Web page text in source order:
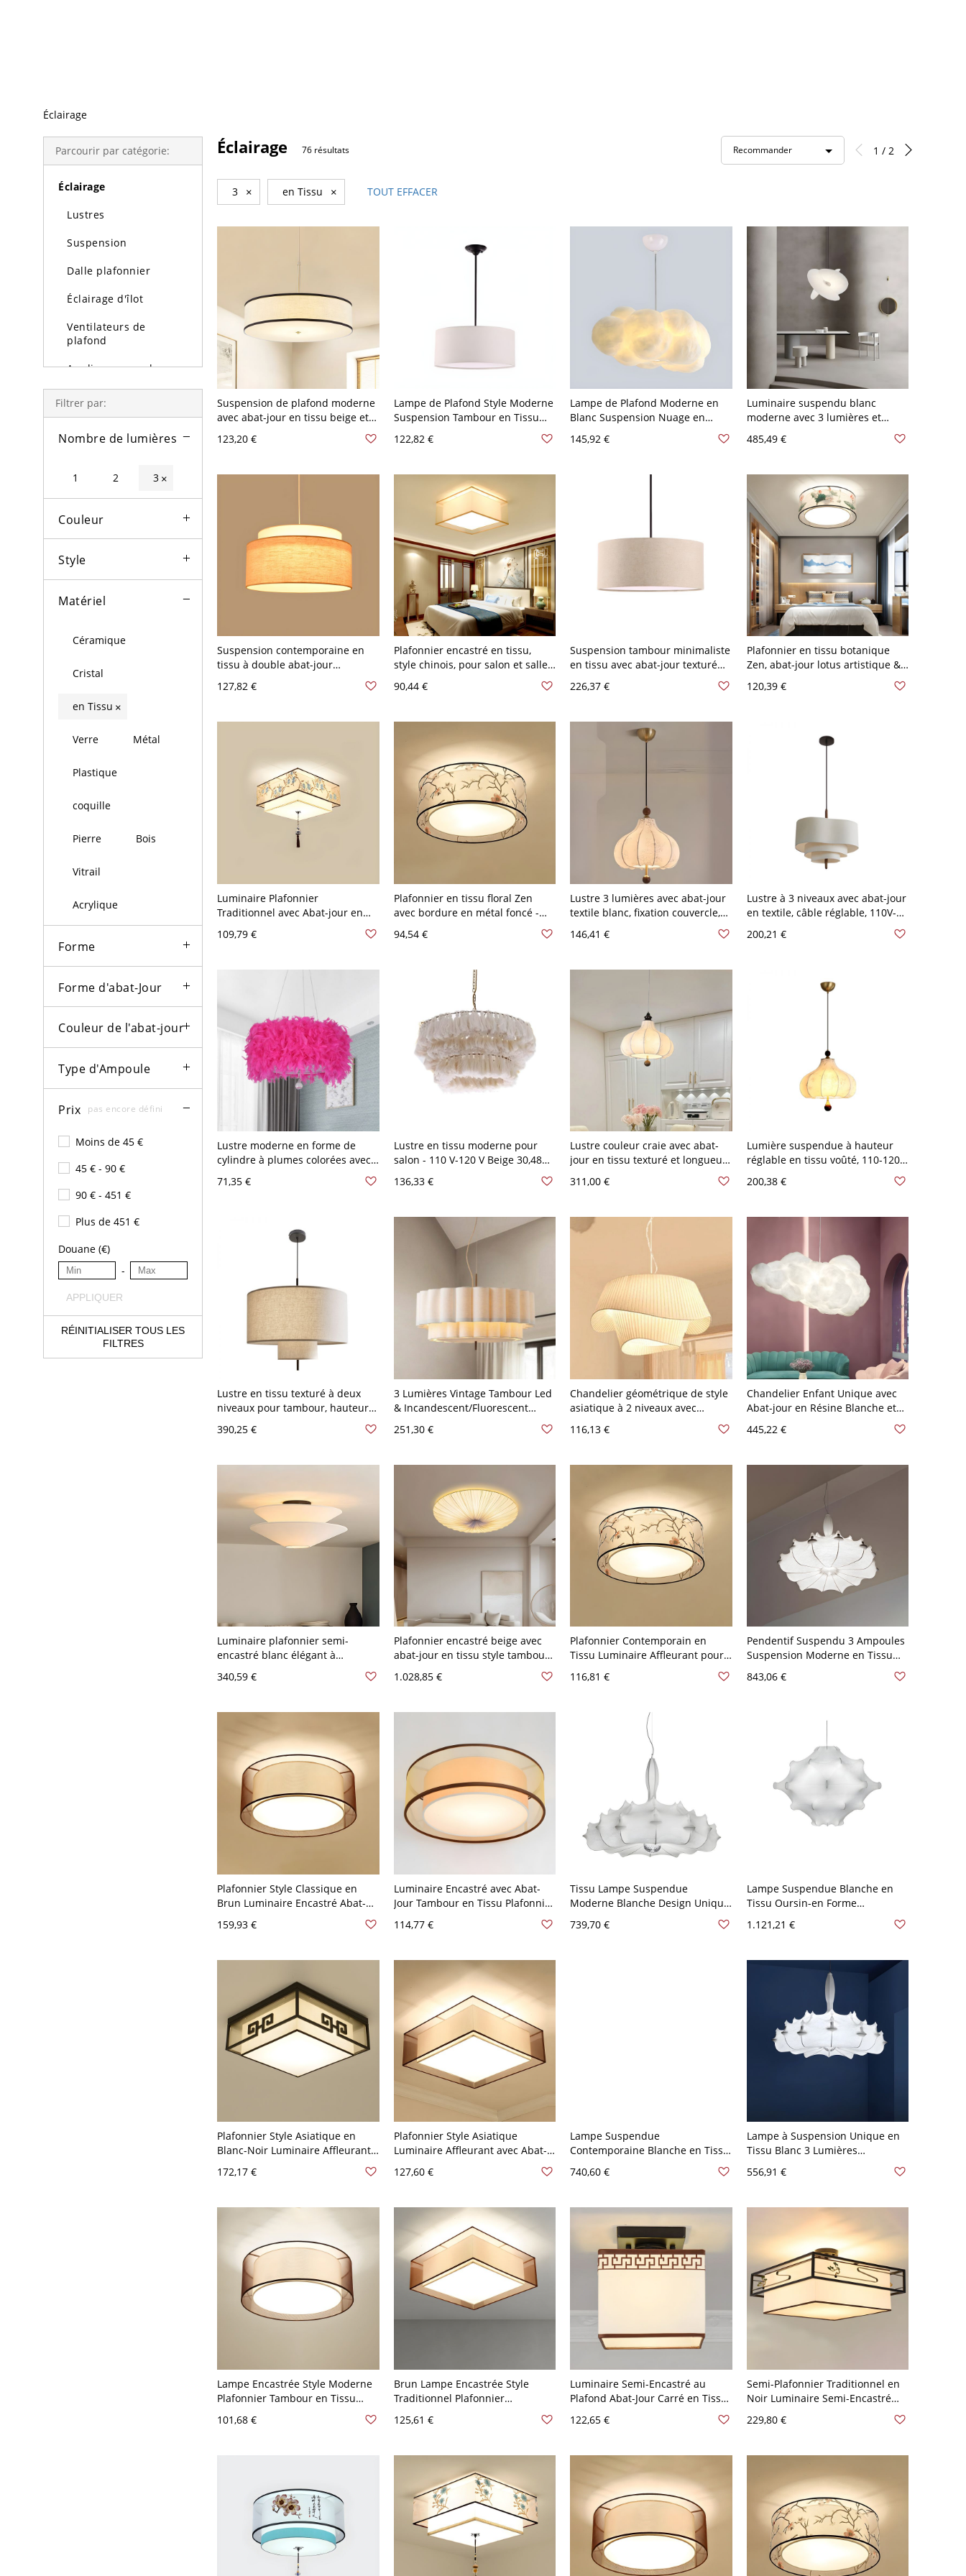
Éclairage
Parcourir par catégorie:
Éclairage
Lustres
Suspension
Dalle plafonnier
Éclairage d'îlot
Ventilateurs de
plafond
Appliques murales
Lampe et lampadaire
Filtrer par:
Nombre de lumières
1 2 3 ×
Couleur
Style
Matériel
Céramique
Cristal
en Tissu ×
Verre Métal
Plastique
coquille
Pierre Bois
Vitrail
Acrylique
Forme
Forme d'abat-Jour
Couleur de l'abat-jour
Type d'Ampoule
Prix pas encore défini
Moins de 45 €
45 € - 90 €
90 € - 451 €
Plus de 451 €
Douane (€)
-
APPLIQUER
RÉINITIALISER TOUS LES
FILTRES
Éclairage 76 résultats Recommander 1 / 2
3 × en Tissu × TOUT EFFACER
Suspension de plafond moderne
avec abat-jour en tissu beige et
123,20 €
Lampe de Plafond Style Moderne
Suspension Tambour en Tissu
pour Salle à Manger - 110 V-120
V Beige clair 49,53 cm
122,82 €
Lampe de Plafond Moderne en
Blanc Suspension Nuage en
120 V Blanc 80,01 cm
145,92 €
Luminaire suspendu blanc
moderne avec 3 lumières et
longueur de suspension réglable
485,49 €
Suspension contemporaine en
tissu à double abat-jour
superposé pour salon, douce
40,64 cm Jaune
127,82 €
Plafonnier encastré en tissu,
style chinois, pour salon et salle
Carré 40,64 cm
90,44 €
Suspension tambour minimaliste
en tissu avec abat-jour texturé
110 V-120 V Lin 60,96 cm
226,37 €
Plafonnier en tissu botanique
Zen, abat-jour lotus artistique &
éblouissement - 110 V-120 V
120,39 €
Luminaire Plafonnier
Traditionnel avec Abat-jour en
pour Salon - 110 V-120 V Beige
109,79 €
Plafonnier en tissu floral Zen
avec bordure en métal foncé -
94,54 €
Lustre 3 lumières avec abat-jour
textile blanc, fixation couvercle,
réglable, 110V-120V, 16"
146,41 €
Lustre à 3 niveaux avec abat-jour
en textile, câble réglable, 110V-
200,21 €
Lustre moderne en forme de
cylindre à plumes colorées avec
Rouge 110 V-120 V 30,48 cm
71,35 €
Lustre en tissu moderne pour
salon - 110 V-120 V Beige 30,48
136,33 €
Lustre couleur craie avec abat-
jour en tissu texturé et longueur
120V, petit
311,00 €
Lumière suspendue à hauteur
réglable en tissu voûté, 110-120V,
200,38 €
Lustre en tissu texturé à deux
niveaux pour tambour, hauteur
390,25 €
3 Lumières Vintage Tambour Led
& Incandescent/Fluorescent
Tissu Blanc & Cordon, 110V-120V,
251,30 €
Chandelier géométrique de style
asiatique à 2 niveaux avec
longueur de suspension réglable
en blanc - 110 V-120 V 50,8 cm
116,13 €
Chandelier Enfant Unique avec
Abat-jour en Résine Blanche et
Réglable - 110 V-120 V 80,01 cm
445,22 €
Luminaire plafonnier semi-
encastré blanc élégant à
plusieurs niveaux pour maisons
modernes - 110 V-120 V 59,69 cm
340,59 €
Plafonnier encastré beige avec
abat-jour en tissu style tambour -
1.028,85 €
Plafonnier Contemporain en
Tissu Luminaire Affleurant pour
40,64 cm Cylindre
116,81 €
Pendentif Suspendu 3 Ampoules
Suspension Moderne en Tissu
Blanc en Forme de Fleur - 110 V-
120 V
843,06 €
Plafonnier Style Classique en
Brun Luminaire Encastré Abat-
Jour en Tissu - 110 V-120 V 40,64
cm Rond
159,93 €
Luminaire Encastré avec Abat-
Jour Tambour en Tissu Plafonnier
Style Traditionnel - Beige 110 V-
120 V 40,64 cm
114,77 €
Tissu Lampe Suspendue
Moderne Blanche Design Unique
110 V-120 V Blanc 59,69 cm
739,70 €
Lampe Suspendue Blanche en
Tissu Oursin-en Forme
Suspension Moderne - 110 V-120
V Blanc 86,36 cm
1.121,21 €
Plafonnier Style Asiatique en
Blanc-Noir Luminaire Affleurant
Abat-Jour en Tissu - 110 V-120 V
Blanc-Noir 3
172,17 €
Plafonnier Style Asiatique
Luminaire Affleurant avec Abat-
Jour en Tissu - 110 V-120 V Café
Carré 40,64 cm
127,60 €
Lampe Suspendue
Contemporaine Blanche en Tissu
Suspension en Forme Spéciale -
110 V-120 V Blanc 64,77 cm
740,60 €
Lampe à Suspension Unique en
Tissu Blanc 3 Lumières
Moderne - 110 V-120 V Blanc
556,91 €
Lampe Encastrée Style Moderne
Plafonnier Tambour en Tissu
pour Chambre à Coucher - Café
110 V-120 V 40,64 cm
101,68 €
Brun Lampe Encastrée Style
Traditionnel Plafonnier
Géométrique en Tissu - Brun 110
V-120 V 40,64 cm Carré
125,61 €
Luminaire Semi-Encastré au
Plafond Abat-Jour Carré en Tissu
Semi-Plafonnier Traditionnel en
Blanc - Blanc 110 V-120 V 3
122,65 €
Semi-Plafonnier Traditionnel en
Noir Luminaire Semi-Encastré
110 V-120 V 3
229,80 €